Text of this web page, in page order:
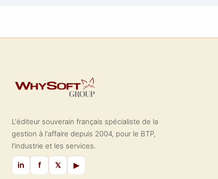
L'éditeur souverain français spécialiste de la
gestion à l'affaire depuis 2004, pour le BTP,
l'industrie et les services.
in f 𝕏 ▶